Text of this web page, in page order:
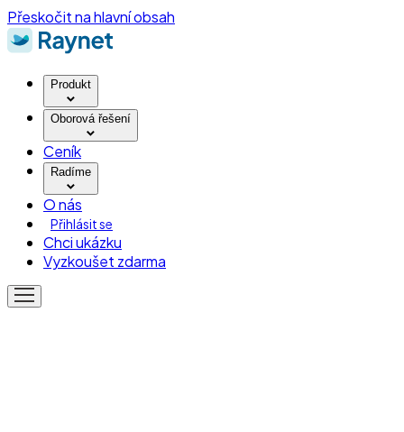
Přeskočit na hlavní obsah
Produkt
Oborová řešení
Ceník
Radíme
O nás
Přihlásit se
Chci ukázku
Vyzkoušet zdarma